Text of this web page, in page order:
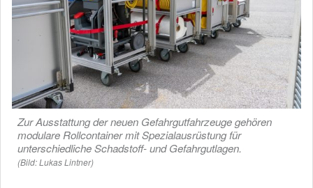
Zur Ausstattung der neuen Gefahrgutfahrzeuge gehören
modulare Rollcontainer mit Spezialausrüstung für
unterschiedliche Schadstoff- und Gefahrgutlagen.
(Bild: Lukas Lintner)